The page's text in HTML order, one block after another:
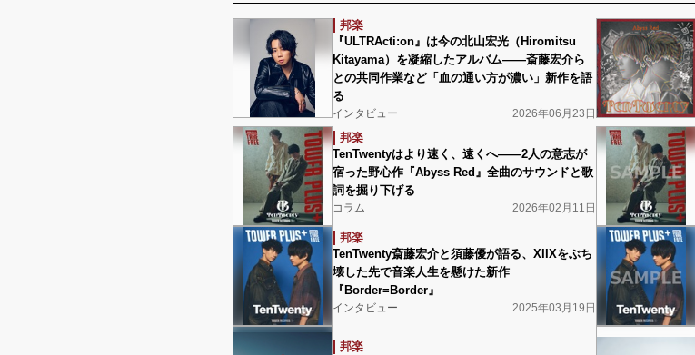
邦楽
『ULTRActi:on』は今の北山宏光（Hiromitsu
Kitayama）を凝縮したアルバム――斎藤宏介ら
との共同作業など「血の通い方が濃い」新作を語
る
インタビュー 2026年06月23日
邦楽
TenTwentyはより速く、遠くへ――2人の意志が
宿った野心作『Abyss Red』全曲のサウンドと歌
詞を掘り下げる
コラム 2026年02月11日
邦楽
TenTwenty斎藤宏介と須藤優が語る、XIIXをぶち
壊した先で音楽人生を懸けた新作
『Border=Border』
インタビュー 2025年03月19日
邦楽